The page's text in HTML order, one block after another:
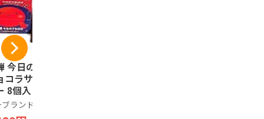
今日のさるぼぼ
コラサンドクッ
8個入 岐阜土産
ぼぼ (2箱)
ランド品